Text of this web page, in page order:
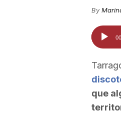
By
d'àudio
que